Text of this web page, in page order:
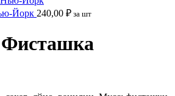
Йорк 240,00 ₽ за шт